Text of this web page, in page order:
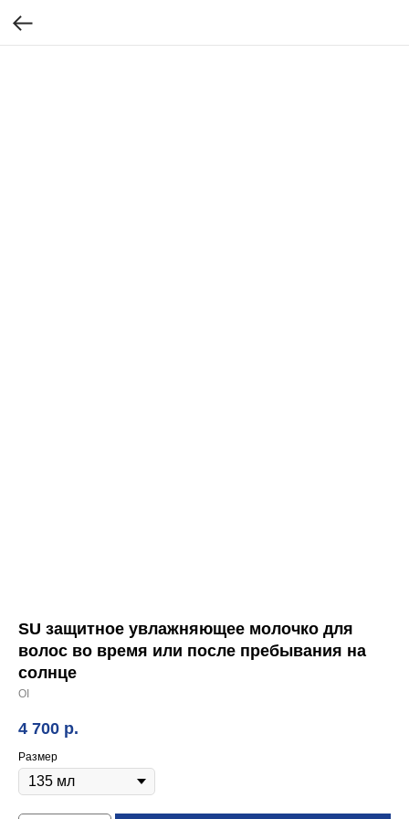
SU защитное увлажняющее молочко для
волос во время или после пребывания на
солнце
OI
4 700 р.
Размер